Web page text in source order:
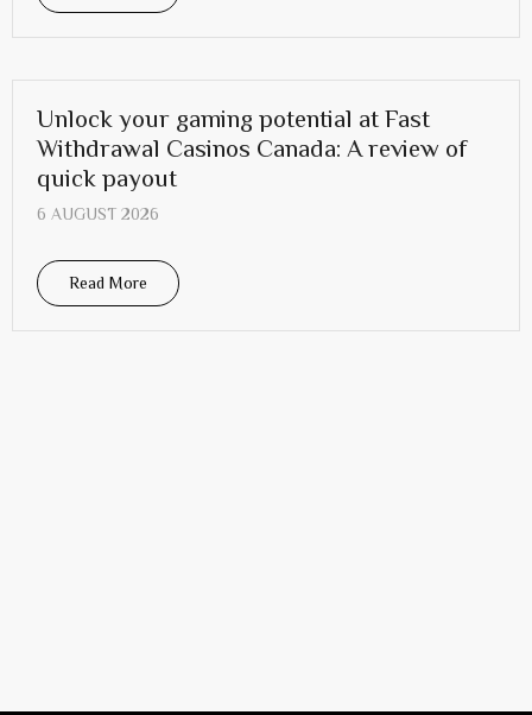
Unlock your gaming potential at Fast
Withdrawal Casinos Canada: A review of
quick payout
6 AUGUST 2026
Read More